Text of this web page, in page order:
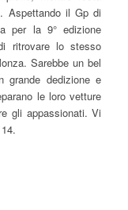
Aspettando il Gp di
per la 9° edizione
ritrovare lo stesso
Sarebbe un bel
grande dedizione e
le loro vetture
gli appassionati. Vi